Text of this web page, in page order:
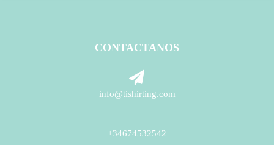
CONTACTANOS
info@tishirting.com
+34674532542